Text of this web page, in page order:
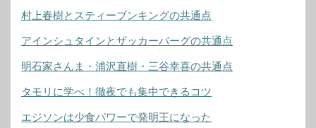
村上春樹とスティーブンキングの共通点
アインシュタインとザッカーバーグの共通点
明石家さんま・浦沢直樹・三谷幸喜の共通点
タモリに学べ！徹夜でも集中できるコツ
エジソンは少食パワーで発明王になった